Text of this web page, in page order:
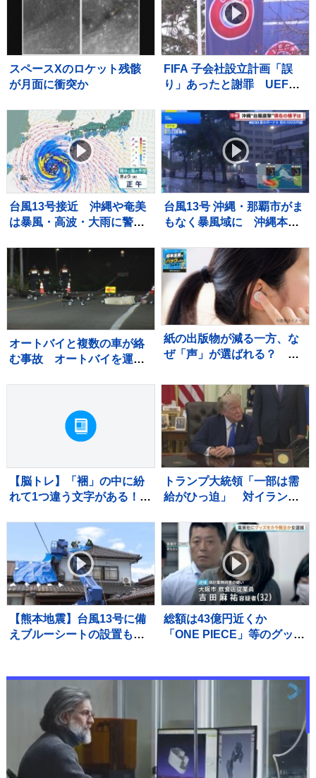
スペースXのロケット残骸
が月面に衝突か
FIFA 子会社設立計画「誤
り」あったと謝罪 UEFA
「何も変わっていない」
台風13号接近 沖縄や奄美
は暴風・高波・大雨に警
れも 全国的に厳しい暑さ
台風13号 沖縄・那覇市がま
もなく暴風域に 沖縄本島
日運休、商業施設の休業も
【現地から報告】
オートバイと複数の車が絡
む事故 オートバイを運転
城・常総市
紙の出版物が減る一方、な
ぜ「声」が選ばれる？
【脳トレ】「裍」の中に紛
れて1つ違う文字がある！？
かな？？【違う文字を探
せ！】
トランプ大統領「一部は需
給がひっ迫」 対イラン軍
で
【熊本地震】台風13号に備
えブルーシートの設置も人
アによる片付け始まる
総額は43億円近くか
「ONE PIECE」等のグッズ
疑いで女（32）逮捕「日々